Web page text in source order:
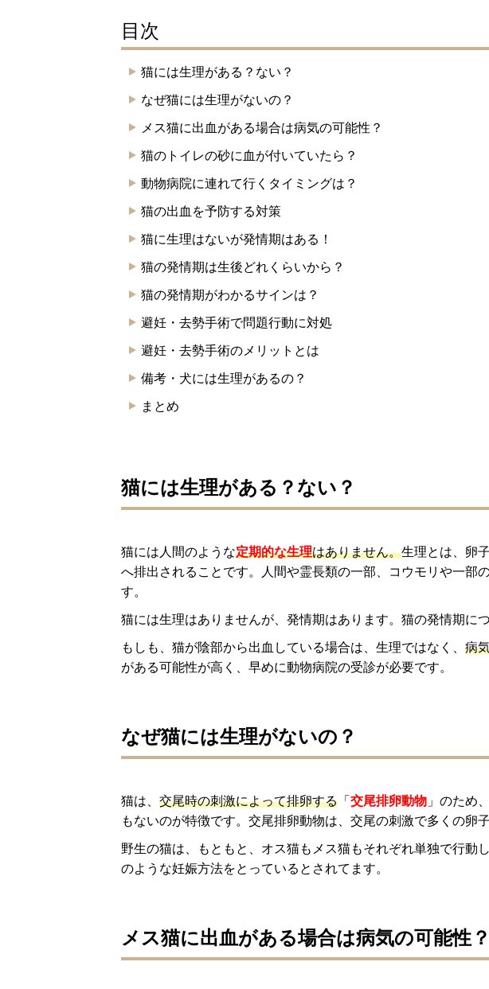
目次
猫には生理がある？ない？
なぜ猫には生理がないの？
メス猫に出血がある場合は病気の可能性？
猫のトイレの砂に血が付いていたら？
動物病院に連れて行くタイミングは？
猫の出血を予防する対策
猫に生理はないが発情期はある！
猫の発情期は生後どれくらいから？
猫の発情期がわかるサインは？
避妊・去勢手術で問題行動に対処
避妊・去勢手術のメリットとは
備考・犬には生理があるの？
まとめ
猫には生理がある？ない？
猫には人間のような定期的な生理はありません。生理とは、卵
へ排出されることです。人間や霊長類の一部、コウモリや一部
す。
猫には生理はありませんが、発情期はあります。猫の発情期に
もしも、猫が陰部から出血している場合は、生理ではなく、 病
がある可能性が高く、早めに動物病院の受診が必要です。
なぜ猫には生理がないの？
猫は、 交尾時の刺激によって排卵する 「 交尾排卵動物 」のため
もないのが特徴です。交尾排卵動物は、交尾の刺激で多くの卵
野生の猫は、もともと、オス猫もメス猫もそれぞれ単独で行動
のような妊娠方法をとっているとされてます。
メス猫に出血がある場合は病気の可能性？